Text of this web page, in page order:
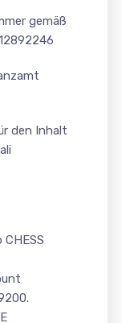
gemäß
den Inhalt